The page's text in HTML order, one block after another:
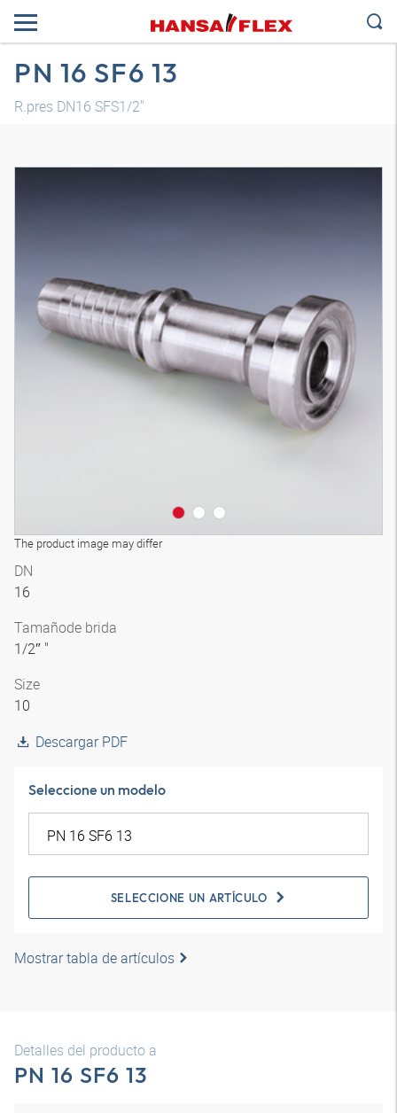
PN 16 SF6 13
R.pres DN16 SFS1/2"
The product image may differ
Modelo 3D
DN
16
Tamañode brida
1/2″ "
Size
10
Descargar PDF
Seleccione un modelo
SELECCIONE UN ARTÍCULO
Mostrar tabla de artículos
Detalles del producto a
PN 16 SF6 13